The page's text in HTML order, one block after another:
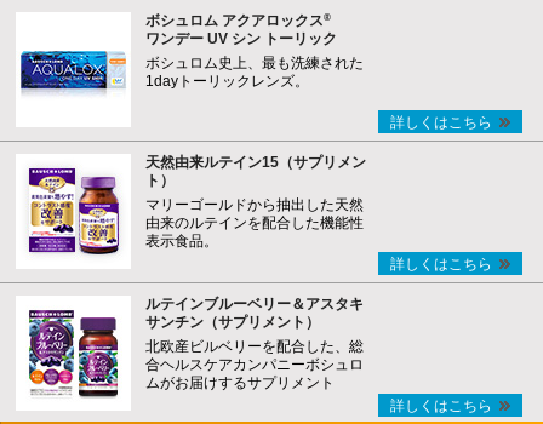
ボシュロム アクアロックス®
ワンデー UV シン トーリック
ボシュロム史上、最も洗練された
1dayトーリックレンズ。
詳しくはこちら
天然由来ルテイン15（サプリメン
ト）
マリーゴールドから抽出した天然
由来のルテインを配合した機能性
表示食品。
詳しくはこちら
ルテインブルーベリー＆アスタキ
サンチン（サプリメント）
北欧産ビルベリーを配合した、総
合ヘルスケアカンパニーボシュロ
ムがお届けするサプリメント
詳しくはこちら